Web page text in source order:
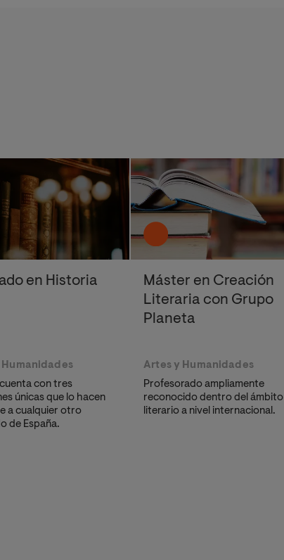
en Historia
con tres
únicas que lo hacen
a cualquier otro
de España.
Máster en Creación
Literaria con Grupo
Planeta
Artes y Humanidades
Profesorado ampliamente
reconocido dentro del ámbito
literario a nivel internacional.